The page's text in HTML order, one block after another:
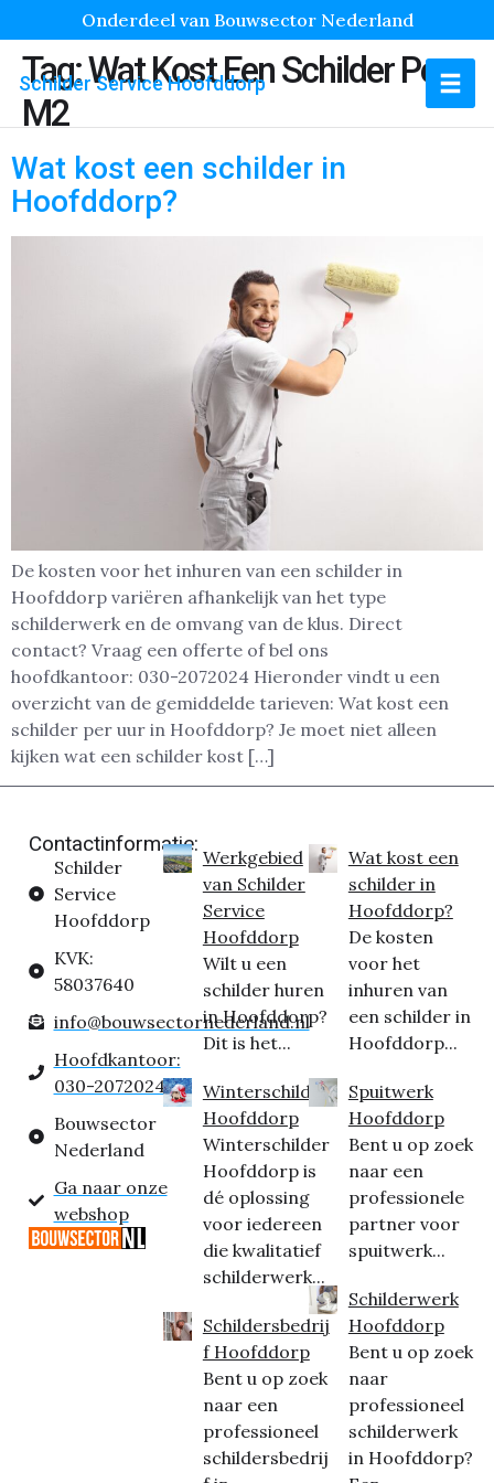
Onderdeel van Bouwsector Nederland
Schilder Service Hoofddorp
Tag:Wat Kost Een Schilder Per
M2
Wat kost een schilder in
Hoofddorp?
De kosten voor het inhuren van een schilder in
Hoofddorp variëren afhankelijk van het type
schilderwerk en de omvang van de klus. Direct
contact? Vraag een offerte of bel ons
hoofdkantoor: 030-2072024 Hieronder vindt u een
overzicht van de gemiddelde tarieven: Wat kost een
schilder per uur in Hoofddorp? Je moet niet alleen
kijken wat een schilder kost […]
Contactinformatie:
Schilder
Service
Hoofddorp
KVK:
58037640
info@bouwsectornederland.nl
Hoofdkantoor:
030-2072024
Bouwsector
Nederland
Ga naar onze
webshop
Werkgebied
van Schilder
Service
Hoofddorp
Wilt u een
schilder huren
in Hoofddorp?
Dit is het...
Winterschilder
Hoofddorp
Winterschilder
Hoofddorp is
dé oplossing
voor iedereen
die kwalitatief
schilderwerk...
Schildersbedrij
f Hoofddorp
Bent u op zoek
naar een
professioneel
schildersbedrij
Wat kost een
schilder in
Hoofddorp?
De kosten
voor het
inhuren van
een schilder in
Hoofddorp...
Spuitwerk
Hoofddorp
Bent u op zoek
naar een
professionele
partner voor
spuitwerk...
Schilderwerk
Hoofddorp
Bent u op zoek
naar
professioneel
schilderwerk
in Hoofddorp?